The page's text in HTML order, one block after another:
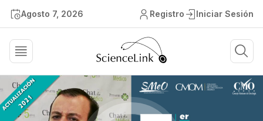
Agosto 7, 2026 Registro Iniciar Sesión